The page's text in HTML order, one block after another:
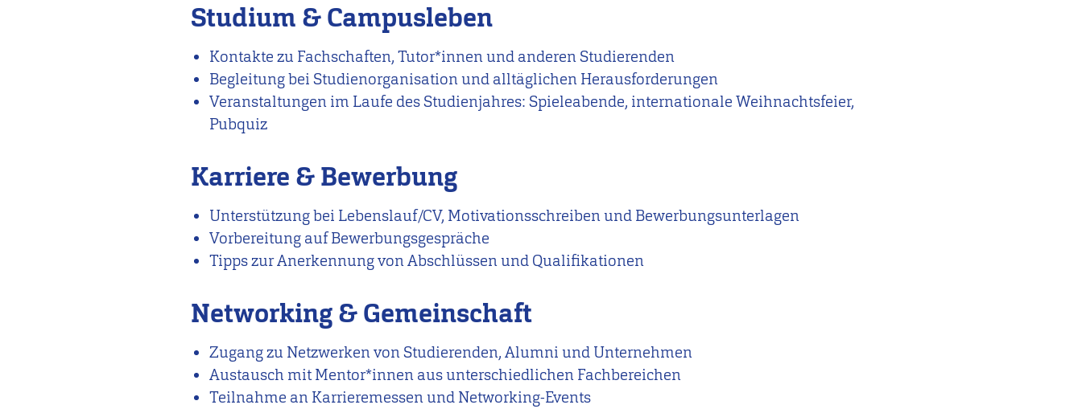
Studium & Campusleben
Kontakte zu Fachschaften, Tutor*innen und anderen Studierenden
Begleitung bei Studienorganisation und alltäglichen Herausforderungen
Veranstaltungen im Laufe des Studienjahres: Spieleabende, internationale Weihnachtsfeier,
Pubquiz
Karriere & Bewerbung
Unterstützung bei Lebenslauf/CV, Motivationsschreiben und Bewerbungsunterlagen
Vorbereitung auf Bewerbungsgespräche
Tipps zur Anerkennung von Abschlüssen und Qualifikationen
Networking & Gemeinschaft
Zugang zu Netzwerken von Studierenden, Alumni und Unternehmen
Austausch mit Mentor*innen aus unterschiedlichen Fachbereichen
Teilnahme an Karrieremessen und Networking-Events